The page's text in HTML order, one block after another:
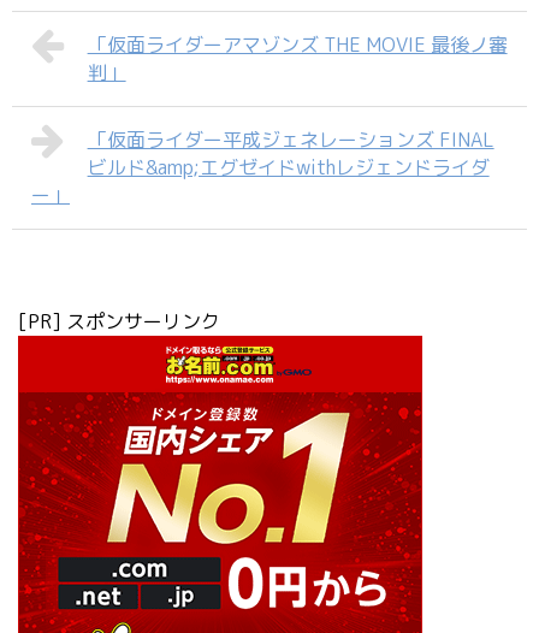
「仮面ライダーアマゾンズ THE MOVIE 最後ノ審
判」
「仮面ライダー平成ジェネレーションズ FINAL
ビルド&amp;エグゼイドwithレジェンドライダ
ー」
[PR] スポンサーリンク